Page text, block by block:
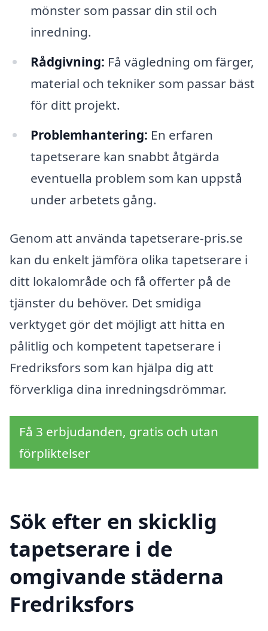
mönster som passar din stil och
inredning.
Rådgivning: Få vägledning om färger,
material och tekniker som passar bäst
för ditt projekt.
Problemhantering: En erfaren
tapetserare kan snabbt åtgärda
eventuella problem som kan uppstå
under arbetets gång.
Genom att använda tapetserare-pris.se
kan du enkelt jämföra olika tapetserare i
ditt lokalområde och få offerter på de
tjänster du behöver. Det smidiga
verktyget gör det möjligt att hitta en
pålitlig och kompetent tapetserare i
Fredriksfors som kan hjälpa dig att
förverkliga dina inredningsdrömmar.
Få 3 erbjudanden, gratis och utan
förpliktelser
Sök efter en skicklig
tapetserare i de
omgivande städerna
Fredriksfors